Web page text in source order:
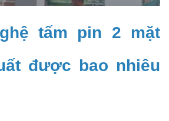
tấm pin 2 mặt
được bao nhiêu